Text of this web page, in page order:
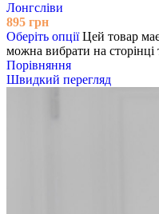
Лонгсліви
895 грн
Оберіть опції Цей товар
можна вибрати на сторінці
Порівняння
Швидкий перегляд